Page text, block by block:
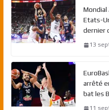
Mondial
Etats-
dernier
13
arrêté
bat les
11